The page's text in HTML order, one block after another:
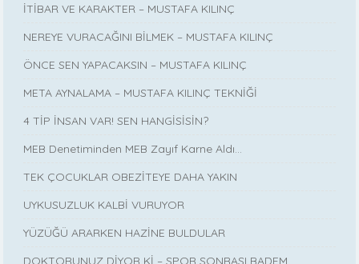
İTİBAR VE KARAKTER – MUSTAFA KILINÇ
NEREYE VURACAĞINI BİLMEK – MUSTAFA KILINÇ
ÖNCE SEN YAPACAKSIN – MUSTAFA KILINÇ
META AYNALAMA – MUSTAFA KILINÇ TEKNİĞİ
4 TİP İNSAN VAR! SEN HANGİSİSİN?
MEB Denetiminden MEB Zayıf Karne Aldı…
TEK ÇOCUKLAR OBEZİTEYE DAHA YAKIN
UYKUSUZLUK KALBİ VURUYOR
YÜZÜĞÜ ARARKEN HAZİNE BULDULAR
DOKTORUNUZ DİYOR Kİ – SPOR SONRASI BADEM